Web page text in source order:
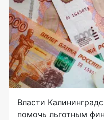
Власти
помочь льготным